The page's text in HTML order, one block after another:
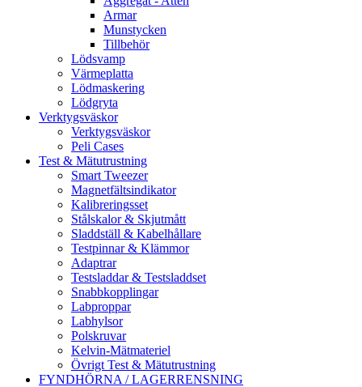
Armar
Munstycken
Tillbehör
Lödsvamp
Värmeplatta
Lödmaskering
Lödgryta
Verktygsväskor
Verktygsväskor
Peli Cases
Test & Mätutrustning
Smart Tweezer
Magnetfältsindikator
Kalibreringsset
Stålskalor & Skjutmått
Sladdställ & Kabelhållare
Testpinnar & Klämmor
Adaptrar
Testsladdar & Testsladdset
Snabbkopplingar
Labproppar
Labhylsor
Polskruvar
Kelvin-Mätmateriel
Övrigt Test & Mätutrustning
FYNDHÖRNA / LAGERRENSNING